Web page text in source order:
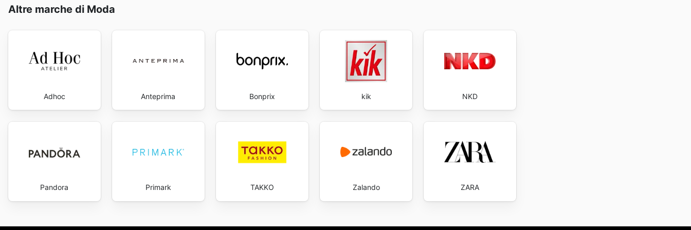
Stradivarius's website today to explore the best deals and start saving now.
Altre marche di Moda
Adhoc Anteprima Bonprix kik NKD
Pandora Primark TAKKO Zalando ZARA